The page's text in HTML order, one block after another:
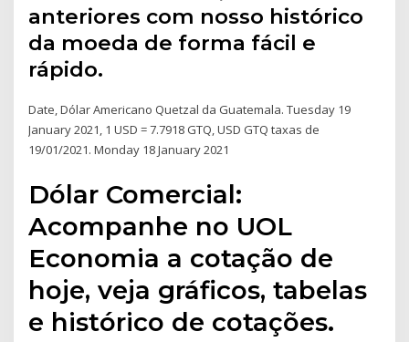
anteriores com nosso histórico
da moeda de forma fácil e
rápido.
Date, Dólar Americano Quetzal da Guatemala. Tuesday 19
January 2021, 1 USD = 7.7918 GTQ, USD GTQ taxas de
19/01/2021. Monday 18 January 2021
Dólar Comercial:
Acompanhe no UOL
Economia a cotação de
hoje, veja gráficos, tabelas
e histórico de cotações.